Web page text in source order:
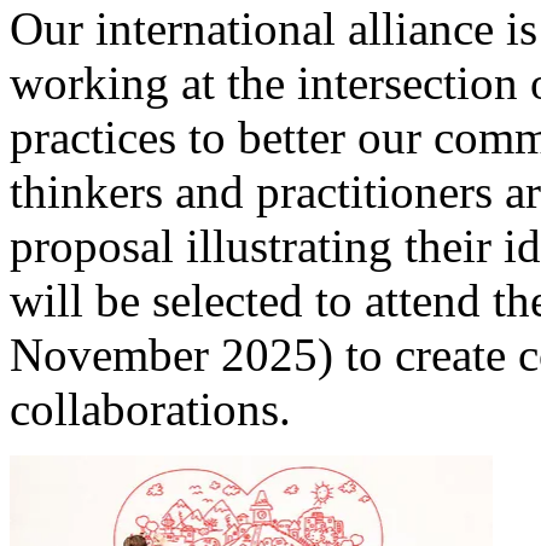
Our international alliance
working at the intersection
practices to better our
thinkers and practitioners
proposal illustrating their
will be selected to attend
November 2025) to create
collaborations.